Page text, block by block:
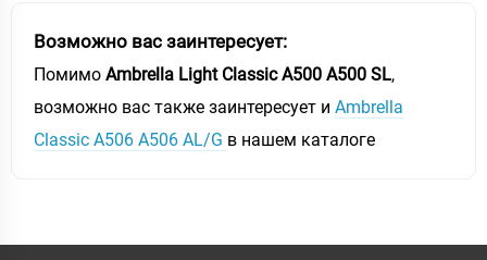
Возможно вас заинтересует:
Помимо Ambrella Light Classic A500 A500 SL,
возможно вас также заинтересует и Ambrella
Classic A506 A506 AL/G в нашем каталоге